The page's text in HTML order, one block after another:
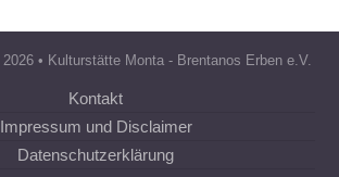
2026 • Kulturstätte Monta - Brentanos Erben e.V.
Kontakt
Impressum und Disclaimer
Datenschutzerklärung